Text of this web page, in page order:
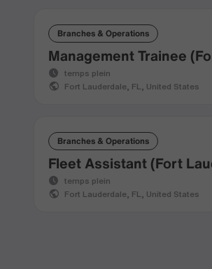
Branches & Operations
Management Trainee
temps plein
Fort Lauderdale, FL, United States
Branches & Operations
Fleet Assistant (Fort
temps plein
Fort Lauderdale, FL, United States